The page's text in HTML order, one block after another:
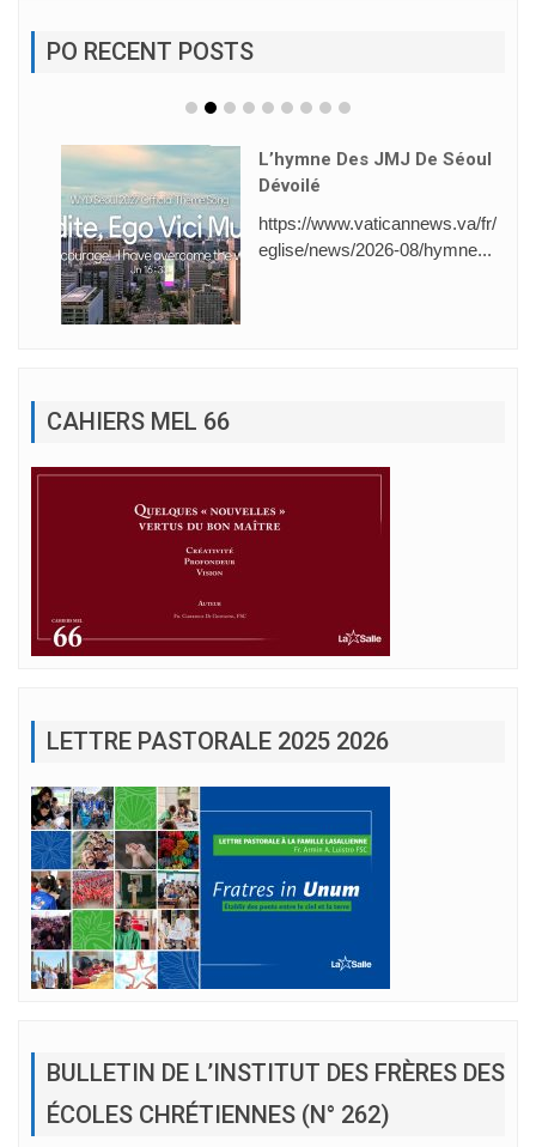
PO RECENT POSTS
L’hymne Des JMJ De Séoul
Dévoilé
https://www.vaticannews.va/fr/
eglise/news/2026-08/hymne...
CAHIERS MEL 66
LETTRE PASTORALE 2025 2026
BULLETIN DE L’INSTITUT DES FRÈRES DES
ÉCOLES CHRÉTIENNES (N° 262)